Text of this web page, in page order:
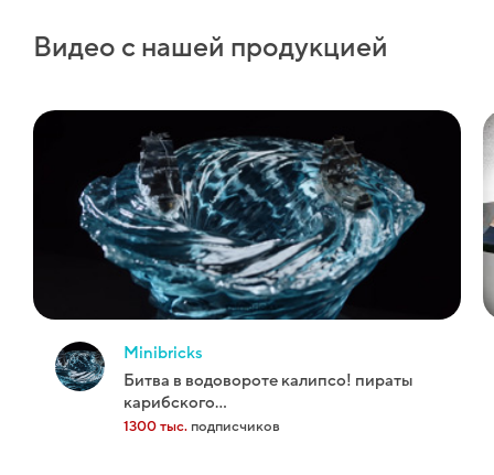
Видео с нашей продукцией
minibricks
битва в водовороте калипсо! пираты
карибского...
1300 тыс. подписчиков